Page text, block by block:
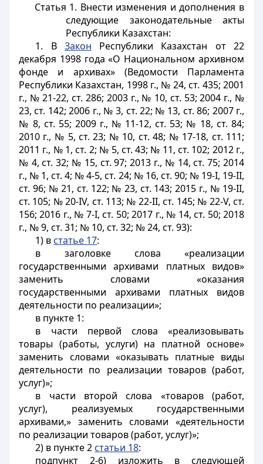
Статья 1. Внести изменения и дополнения в
следующие законодательные акты
Республики Казахстан:
1. В Закон Республики Казахстан от 22
декабря 1998 года «О Национальном архивном
фонде и архивах» (Ведомости Парламента
Республики Казахстан, 1998 г., № 24, ст. 435; 2001
г., № 21-22, ст. 286; 2003 г., № 10, ст. 53; 2004 г., №
23, ст. 142; 2006 г., № 3, ст. 22; № 13, ст. 86; 2007 г.,
№ 8, ст. 55; 2009 г., № 11-12, ст. 53; № 18, ст. 84;
2010 г., № 5, ст. 23; № 10, ст. 48; № 17-18, ст. 111;
2011 г., № 1, ст. 2; № 5, ст. 43; № 11, ст. 102; 2012 г.,
№ 4, ст. 32; № 15, ст. 97; 2013 г., № 14, ст. 75; 2014
г., № 1, ст. 4; № 4-5, ст. 24; № 16, ст. 90; № 19-I, 19-II,
ст. 96; № 21, ст. 122; № 23, ст. 143; 2015 г., № 19-II,
ст. 105; № 20-IV, ст. 113; № 22-II, ст. 145; № 22-V, ст.
156; 2016 г., № 7-I, ст. 50; 2017 г., № 14, ст. 50; 2018
г., № 9, ст. 31; № 10, ст. 32; № 24, ст. 93):
1) в статье 17:
в заголовке слова «реализации
государственными архивами платных видов»
заменить словами «оказания
государственными архивами платных видов
деятельности по реализации»;
в пункте 1:
в части первой слова «реализовывать
товары (работы, услуги) на платной основе»
заменить словами «оказывать платные виды
деятельности по реализации товаров (работ,
услуг)»;
в части второй слова «товаров (работ,
услуг), реализуемых государственными
архивами,» заменить словами «деятельности
по реализации товаров (работ, услуг)»;
2) в пункте 2 статьи 18:
подпункт 2-6) изложить в следующей